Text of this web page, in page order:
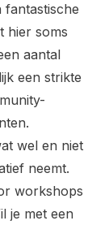
fantastische
hier soms
aantal
een strikte
wel en niet
neemt.
workshops
je met een